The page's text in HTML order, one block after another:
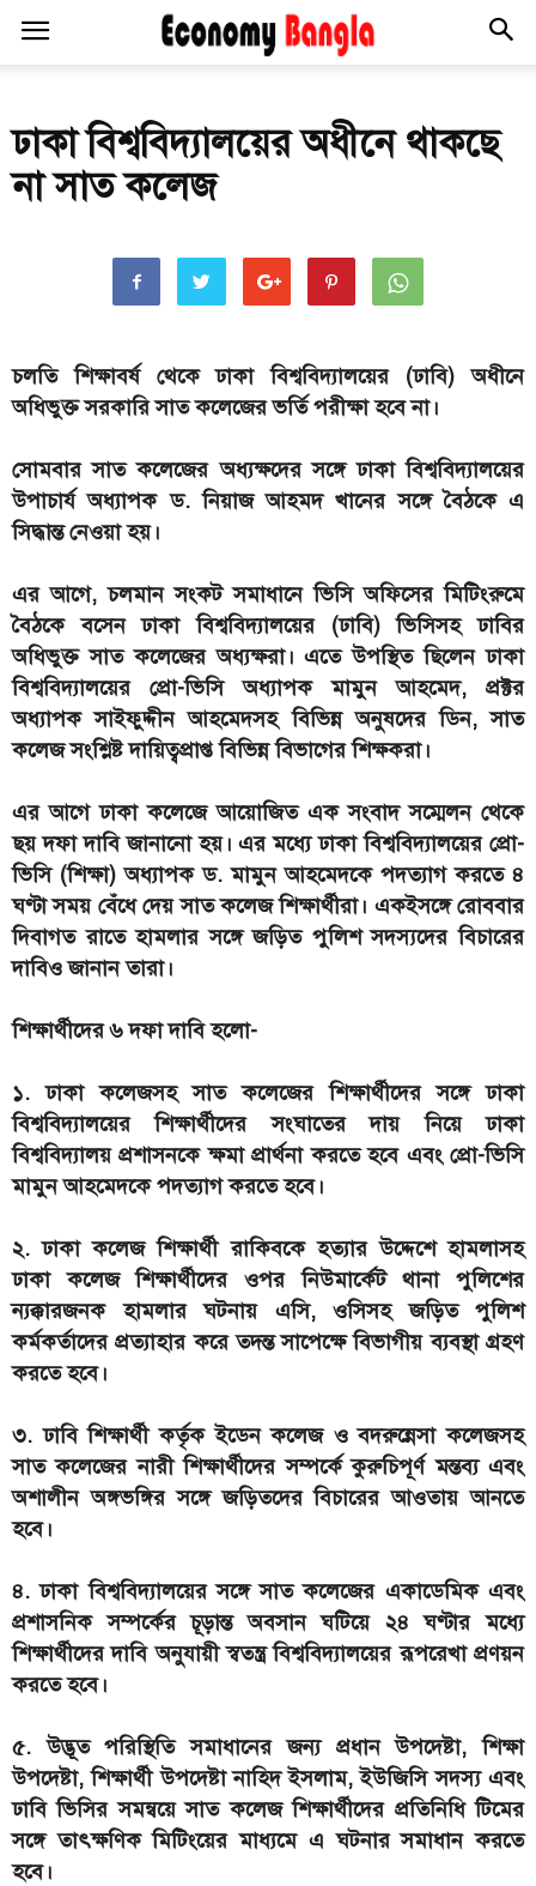
ঢাকা বিশ্ববিদ্যালয়ের অধীনে থাকছে
না সাত কলেজ
চলতি শিক্ষাবর্ষ থেকে ঢাকা বিশ্ববিদ্যালয়ের (ঢাবি) অধীনে
অধিভুক্ত সরকারি সাত কলেজের ভর্তি পরীক্ষা হবে না।
সোমবার সাত কলেজের অধ্যক্ষদের সঙ্গে ঢাকা বিশ্ববিদ্যালয়ের
উপাচার্য অধ্যাপক ড. নিয়াজ আহমদ খানের সঙ্গে বৈঠকে এ
সিদ্ধান্ত নেওয়া হয়।
এর আগে, চলমান সংকট সমাধানে ভিসি অফিসের মিটিংরুমে
বৈঠকে বসেন ঢাকা বিশ্ববিদ্যালয়ের (ঢাবি) ভিসিসহ ঢাবির
অধিভুক্ত সাত কলেজের অধ্যক্ষরা। এতে উপস্থিত ছিলেন ঢাকা
বিশ্ববিদ্যালয়ের প্রো-ভিসি অধ্যাপক মামুন আহমেদ, প্রক্টর
অধ্যাপক সাইফুদ্দীন আহমেদসহ বিভিন্ন অনুষদের ডিন, সাত
কলেজ সংশ্লিষ্ট দায়িত্বপ্রাপ্ত বিভিন্ন বিভাগের শিক্ষকরা।
এর আগে ঢাকা কলেজে আয়োজিত এক সংবাদ সম্মেলন থেকে
ছয় দফা দাবি জানানো হয়। এর মধ্যে ঢাকা বিশ্ববিদ্যালয়ের প্রো-
ভিসি (শিক্ষা) অধ্যাপক ড. মামুন আহমেদকে পদত্যাগ করতে ৪
ঘণ্টা সময় বেঁধে দেয় সাত কলেজ শিক্ষার্থীরা। একইসঙ্গে রোববার
দিবাগত রাতে হামলার সঙ্গে জড়িত পুলিশ সদস্যদের বিচারের
দাবিও জানান তারা।
শিক্ষার্থীদের ৬ দফা দাবি হলো-
১. ঢাকা কলেজসহ সাত কলেজের শিক্ষার্থীদের সঙ্গে ঢাকা
বিশ্ববিদ্যালয়ের শিক্ষার্থীদের সংঘাতের দায় নিয়ে ঢাকা
বিশ্ববিদ্যালয় প্রশাসনকে ক্ষমা প্রার্থনা করতে হবে এবং প্রো-ভিসি
মামুন আহমেদকে পদত্যাগ করতে হবে।
২. ঢাকা কলেজ শিক্ষার্থী রাকিবকে হত্যার উদ্দেশে হামলাসহ
ঢাকা কলেজ শিক্ষার্থীদের ওপর নিউমার্কেট থানা পুলিশের
ন্যক্কারজনক হামলার ঘটনায় এসি, ওসিসহ জড়িত পুলিশ
কর্মকর্তাদের প্রত্যাহার করে তদন্ত সাপেক্ষে বিভাগীয় ব্যবস্থা গ্রহণ
করতে হবে।
৩. ঢাবি শিক্ষার্থী কর্তৃক ইডেন কলেজ ও বদরুন্নেসা কলেজসহ
সাত কলেজের নারী শিক্ষার্থীদের সম্পর্কে কুরুচিপূর্ণ মন্তব্য এবং
অশালীন অঙ্গভঙ্গির সঙ্গে জড়িতদের বিচারের আওতায় আনতে
হবে।
৪. ঢাকা বিশ্ববিদ্যালয়ের সঙ্গে সাত কলেজের একাডেমিক এবং
প্রশাসনিক সম্পর্কের চূড়ান্ত অবসান ঘটিয়ে ২৪ ঘণ্টার মধ্যে
শিক্ষার্থীদের দাবি অনুযায়ী স্বতন্ত্র বিশ্ববিদ্যালয়ের রূপরেখা প্রণয়ন
করতে হবে।
৫. উদ্ভূত পরিস্থিতি সমাধানের জন্য প্রধান উপদেষ্টা, শিক্ষা
উপদেষ্টা, শিক্ষার্থী উপদেষ্টা নাহিদ ইসলাম, ইউজিসি সদস্য এবং
ঢাবি ভিসির সমন্বয়ে সাত কলেজ শিক্ষার্থীদের প্রতিনিধি টিমের
সঙ্গে তাৎক্ষণিক মিটিংয়ের মাধ্যমে এ ঘটনার সমাধান করতে
হবে।